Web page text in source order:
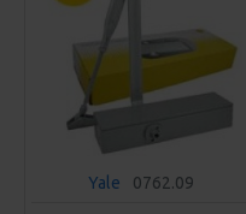
Yale 0762.09